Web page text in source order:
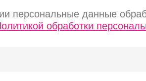
персональные данные
обработки